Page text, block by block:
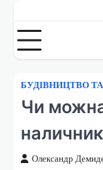
вмісту
БУДІВНИЦТВО
Чи
Олександр